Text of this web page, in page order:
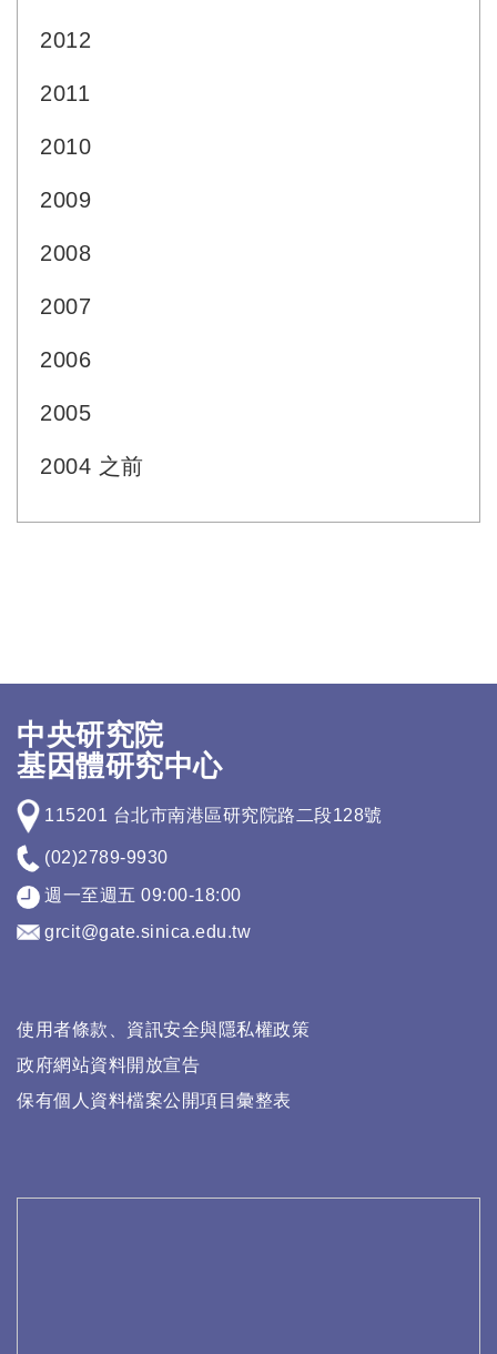
2012
2011
2010
2009
2008
2007
2006
2005
2004 之前
中央研究院
基因體研究中心
115201 台北市南港區研究院路二段128號
(02)2789-9930
週一至週五 09:00-18:00
grcit@gate.sinica.edu.tw
使用者條款、資訊安全與隱私權政策
政府網站資料開放宣告
保有個人資料檔案公開項目彙整表